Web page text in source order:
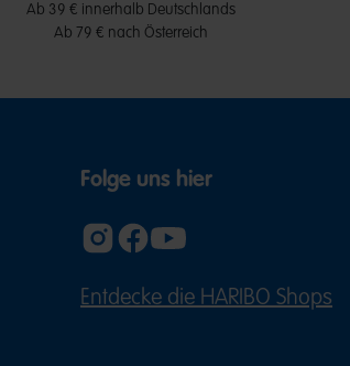
Ab 39 € innerhalb Deutschlands
Ab 79 € nach Österreich
Folge uns hier
Entdecke die HARIBO Shops